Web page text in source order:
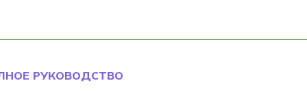
РУКОВОДСТВО